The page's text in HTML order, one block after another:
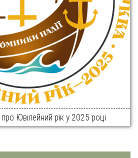
Ювілейний рік у 2025 році